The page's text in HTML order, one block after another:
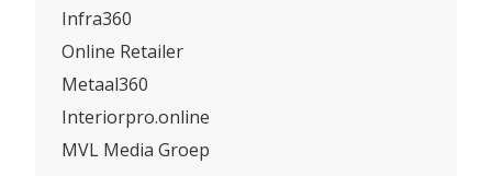
Infra360
Online Retailer
Metaal360
Interiorpro.online
MVL Media Groep